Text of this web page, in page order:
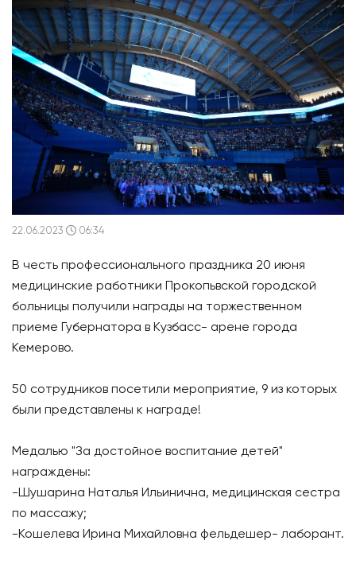
22.06.2023 06:34
В честь профессионального праздника 20 июня
медицинские работники Прокопьвской городской
больницы получили награды на торжественном
приеме Губернатора в Кузбасс- арене города
Кемерово.
50 сотрудников посетили мероприятие, 9 из которых
были представлены к награде!
Медалью "За достойное воспитание детей"
награждены:
-Шушарина Наталья Ильинична, медицинская сестра
по массажу;
-Кошелева Ирина Михайловна фельдешер- лаборант.